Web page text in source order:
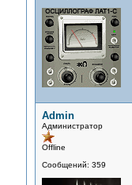
Admin
Администратор
Offline
Сообщений: 359